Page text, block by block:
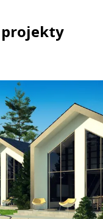
projekty